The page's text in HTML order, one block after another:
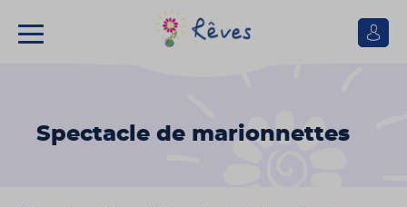
Se
Spectacle de marionnettes